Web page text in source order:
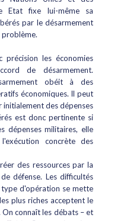
Etat fixe lui-même sa
par le désarmement
problème.
les économies
de désarmement.
obéit à des
économiques. Il peut
initialement des dépenses
est donc pertinente si
dépenses militaires, elle
concrète des
des ressources par la
défense. Les difficultés
d'opération se mette
plus riches acceptent le
connaît les débats – et